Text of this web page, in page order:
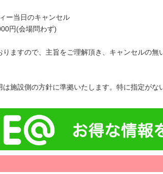
ー当日のキャンセル
円(会場問わず)
ますので、主旨をご理解頂き、キャンセルの無
施設側の方針に準拠いたします。特に指定がな